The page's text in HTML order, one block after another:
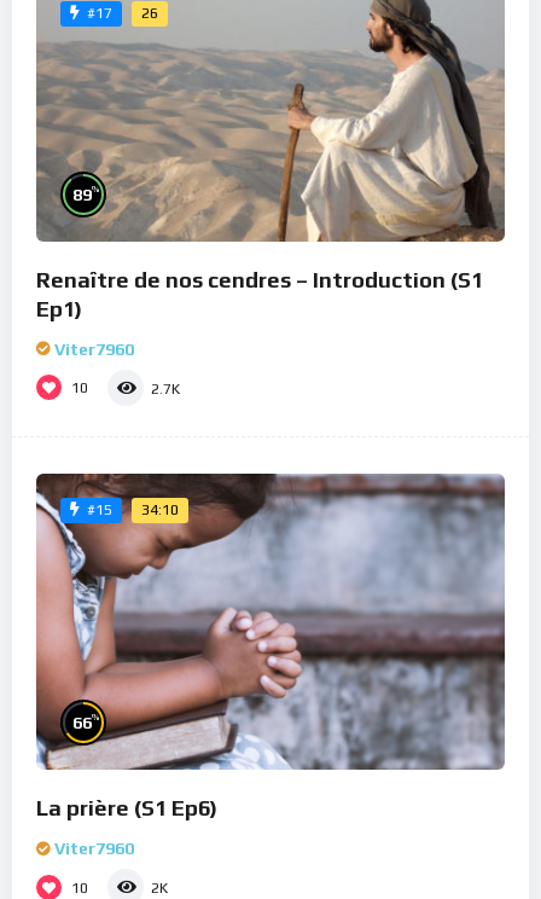
#17 26
89%
Renaître de nos cendres – Introduction (S1
Ep1)
Viter7960
10 2.7K
#15 34:10
66%
La prière (S1 Ep6)
Viter7960
10 2K